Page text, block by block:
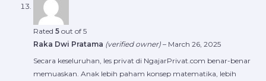
Rated 5 out of 5
Raka Dwi Pratama (verified owner) – March 26, 2025
Secara keseluruhan, les privat di NgajarPrivat.com benar-benar
memuaskan. Anak lebih paham konsep matematika, lebih